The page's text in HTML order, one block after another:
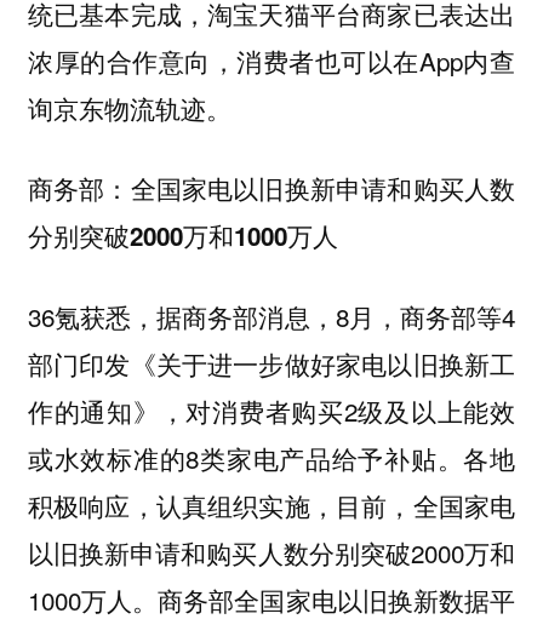
统已基本完成，淘宝天猫平台商家已表达出
浓厚的合作意向，消费者也可以在App内查
询京东物流轨迹。
商务部：全国家电以旧换新申请和购买人数
分别突破2000万和1000万人
36氪获悉，据商务部消息，8月，商务部等4
部门印发《关于进一步做好家电以旧换新工
作的通知》，对消费者购买2级及以上能效
或水效标准的8类家电产品给予补贴。各地
积极响应，认真组织实施，目前，全国家电
以旧换新申请和购买人数分别突破2000万和
1000万人。商务部全国家电以旧换新数据平